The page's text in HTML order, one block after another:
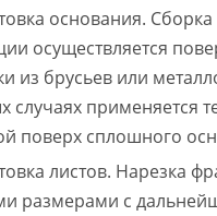
основания. Сборка
осуществляется
из брусьев или
случаях применяется
поверх сплошного
листов. Нарезка
размерами с